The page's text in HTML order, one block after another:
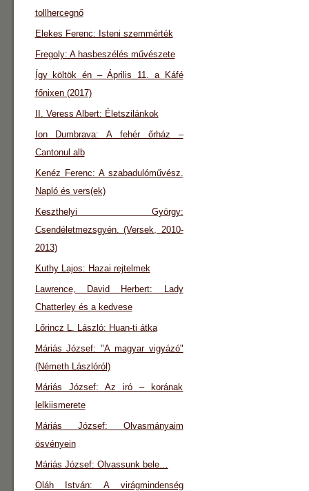
tollhercegnő
Elekes Ferenc: Isteni szemmérték
Fregoly: A hasbeszélés művészete
Így költök én – Április 11. a Káfé
főnixen (2017)
II. Veress Albert: Életszilánkok
Ion Dumbrava: A fehér őrház –
Cantonul alb
Kenéz Ferenc: A szabadulóművész.
Napló és vers(ek)
Keszthelyi György:
Csendéletmezsgyén. (Versek, 2010-
2013)
Kuthy Lajos: Hazai rejtelmek
Lawrence, David Herbert: Lady
Chatterley és a kedvese
Lőrincz L. László: Huan-ti átka
Máriás József: "A magyar vigyázó"
(Németh Lászlóról)
Máriás József: Az iró – korának
lelkiismerete
Máriás József: Olvasmányaim
ösvényein
Máriás József: Olvassunk bele…
Oláh István: A virágmindenség